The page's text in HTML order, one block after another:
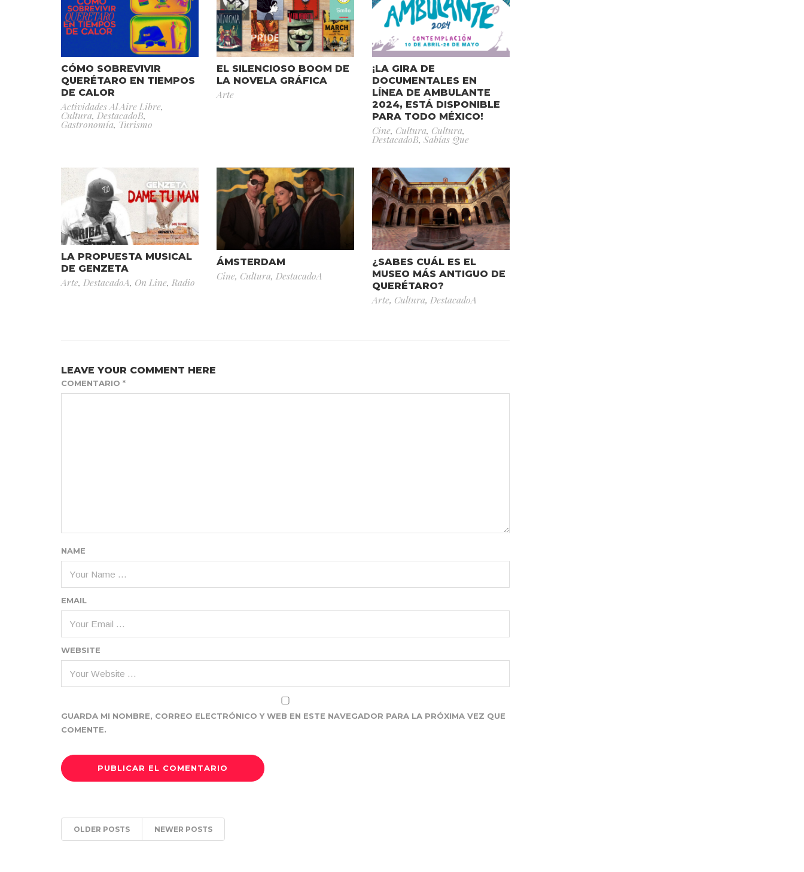
CÓMO SOBREVIVIR
QUERÉTARO EN TIEMPOS
DE CALOR
Actividades Al Aire Libre,
Cultura, DestacadoB,
Gastronomía, Turismo
EL SILENCIOSO BOOM DE
LA NOVELA GRÁFICA
Arte
¡LA GIRA DE
DOCUMENTALES EN
LÍNEA DE AMBULANTE
2024, ESTÁ DISPONIBLE
PARA TODO MÉXICO!
Cine, Cultura, Cultura,
DestacadoB, Sabías Que
LA PROPUESTA MUSICAL
DE GENZETA
Arte, DestacadoA, On Line, Radio
ÁMSTERDAM
Cine, Cultura, DestacadoA
¿SABES CUÁL ES EL
MUSEO MÁS ANTIGUO DE
QUERÉTARO?
Arte, Cultura, DestacadoA
LEAVE YOUR COMMENT HERE
COMENTARIO *
NAME
EMAIL
WEBSITE
GUARDA MI NOMBRE, CORREO ELECTRÓNICO Y WEB EN ESTE NAVEGADOR PARA LA PRÓXIMA VEZ QUE
COMENTE.
OLDER POSTS NEWER POSTS